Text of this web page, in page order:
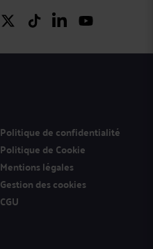
Politique de confidentialité
Politique de Cookie
Mentions légales
Gestion des cookies
CGU